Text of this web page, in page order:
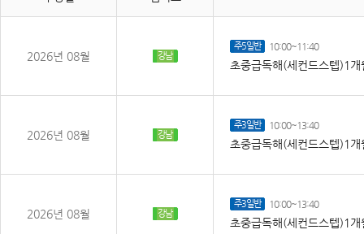
2026년 08월 강남
주5일반 10:00~11:40
초중급독해(세컨드스텝)1
2026년 08월 강남
주3일반 10:00~13:40
초중급독해(세컨드스텝)1
2026년 08월 강남
주3일반 10:00~13:40
초중급독해(세컨드스텝)1